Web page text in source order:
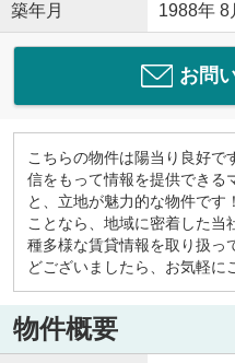
築年月 1988年 8
お問
こちらの物件は陽当り良好で
信をもって情報を提供できる
と、立地が魅力的な物件です
ことなら、地域に密着した当
種多様な賃貸情報を取り扱っ
どございましたら、お気軽に
物件概要